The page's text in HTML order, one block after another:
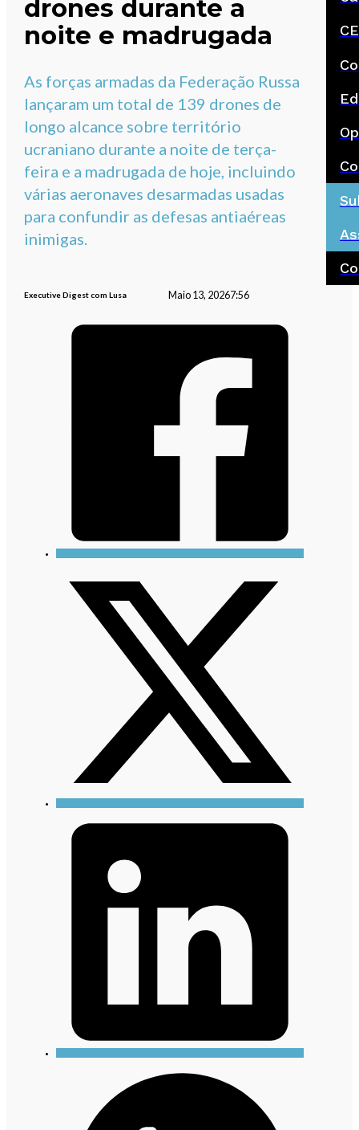
drones durante a
noite e madrugada
As forças armadas da Federação Russa
lançaram um total de 139 drones de
longo alcance sobre território
ucraniano durante a noite de terça-
feira e a madrugada de hoje, incluindo
várias aeronaves desarmadas usadas
para confundir as defesas antiaéreas
inimigas.
Executive Digest com Lusa Maio 13, 20267:56